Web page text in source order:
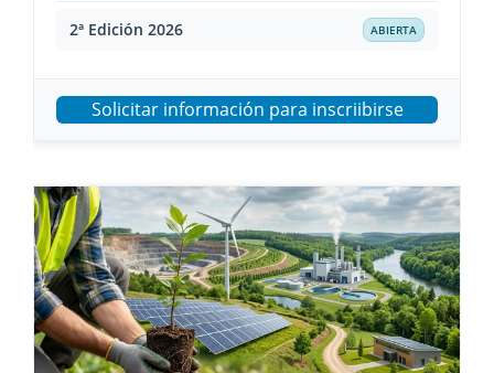
2ª Edición 2026
ABIERTA
Solicitar información para inscriibirse